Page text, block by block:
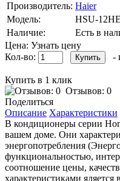
Производитель: Haier
Модель:
HSU-
Наличие:
Есть в
Цена: Узнать цену
Кол-во:
-
Купить в 1 клик
Отзывов: 0
Поделиться
Описание Характеристики
В кондиционеры серии
вашем доме. Они
энергопотребления
функциональностью,
соотношение цены,
характеристиками яляется